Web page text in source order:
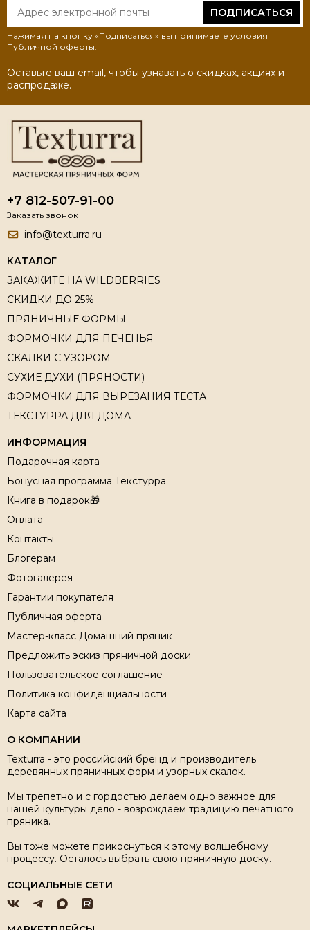
ПОДПИСАТЬСЯ
Нажимая на кнопку «Подписаться» вы принимаете условия
Публичной оферты
Оставьте ваш email, чтобы узнавать о скидках, акциях и
распродаже.
+7 812-507-91-00
Заказать звонок
info@texturra.ru
КАТАЛОГ
ЗАКАЖИТЕ НА WILDBERRIES
СКИДКИ ДО 25%
ПРЯНИЧНЫЕ ФОРМЫ
ФОРМОЧКИ ДЛЯ ПЕЧЕНЬЯ
СКАЛКИ С УЗОРОМ
СУХИЕ ДУХИ (ПРЯНОСТИ)
ФОРМОЧКИ ДЛЯ ВЫРЕЗАНИЯ ТЕСТА
ТЕКСТУРРА ДЛЯ ДОМА
ИНФОРМАЦИЯ
Подарочная карта
Бонусная программа Текстурра
Книга в подарок🎁
Оплата
Контакты
Блогерам
Фотогалерея
Гарантии покупателя
Публичная оферта
Мастер-класс Домашний пряник
Предложить эскиз пряничной доски
Пользовательское соглашение
Политика конфиденциальности
Карта сайта
О КОМПАНИИ
Texturra - это российский бренд и производитель
деревянных пряничных форм и узорных скалок.
Мы трепетно и с гордостью делаем одно важное для
нашей культуры дело - возрождаем традицию печатного
пряника.
Вы тоже можете прикоснуться к этому волшебному
процессу. Осталось выбрать свою пряничную доску.
СОЦИАЛЬНЫЕ СЕТИ